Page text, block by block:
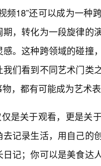
频18”还可以成为一种
，转化为一段旋律的
。这种跨领域的碰撞
们看到不同艺术门类
，都有可能成为艺术表
仅是关于观看，更是关
记录生活，用自己的
记；你可以是美食达